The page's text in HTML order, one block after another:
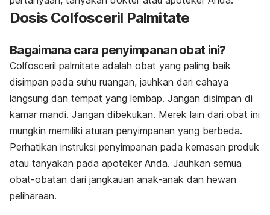
Dosis Colfosceril Palmitate
Bagaimana cara penyimpanan obat ini?
Colfosceril palmitate adalah obat yang paling baik
disimpan pada suhu ruangan, jauhkan dari cahaya
langsung dan tempat yang lembap. Jangan disimpan di
kamar mandi. Jangan dibekukan. Merek lain dari obat ini
mungkin memiliki aturan penyimpanan yang berbeda.
Perhatikan instruksi penyimpanan pada kemasan produk
atau tanyakan pada apoteker Anda. Jauhkan semua
obat-obatan dari jangkauan anak-anak dan hewan
peliharaan.